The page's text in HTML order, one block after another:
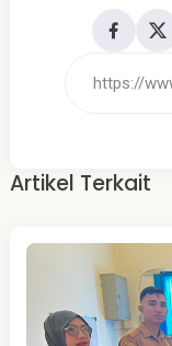
Artikel Terkait